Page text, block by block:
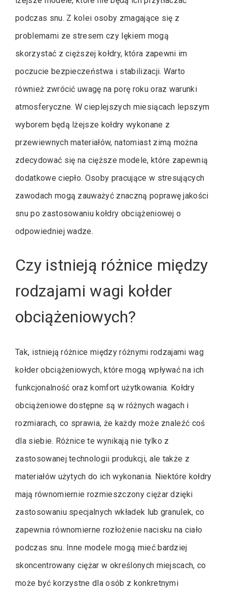
podczas snu. Z kolei osoby zmagające się z
problemami ze stresem czy lękiem mogą
skorzystać z cięższej kołdry, która zapewni im
poczucie bezpieczeństwa i stabilizacji. Warto
również zwrócić uwagę na porę roku oraz warunki
atmosferyczne. W cieplejszych miesiącach lepszym
wyborem będą lżejsze kołdry wykonane z
przewiewnych materiałów, natomiast zimą można
zdecydować się na cięższe modele, które zapewnią
dodatkowe ciepło. Osoby pracujące w stresujących
zawodach mogą zauważyć znaczną poprawę jakości
snu po zastosowaniu kołdry obciążeniowej o
odpowiedniej wadze.
Czy istnieją różnice między
rodzajami wagi kołder
obciążeniowych?
Tak, istnieją różnice między różnymi rodzajami wag
kołder obciążeniowych, które mogą wpływać na ich
funkcjonalność oraz komfort użytkowania. Kołdry
obciążeniowe dostępne są w różnych wagach i
rozmiarach, co sprawia, że każdy może znaleźć coś
dla siebie. Różnice te wynikają nie tylko z
zastosowanej technologii produkcji, ale także z
materiałów użytych do ich wykonania. Niektóre kołdry
mają równomiernie rozmieszczony ciężar dzięki
zastosowaniu specjalnych wkładek lub granulek, co
zapewnia równomierne rozłożenie nacisku na ciało
podczas snu. Inne modele mogą mieć bardziej
skoncentrowany ciężar w określonych miejscach, co
może być korzystne dla osób z konkretnymi